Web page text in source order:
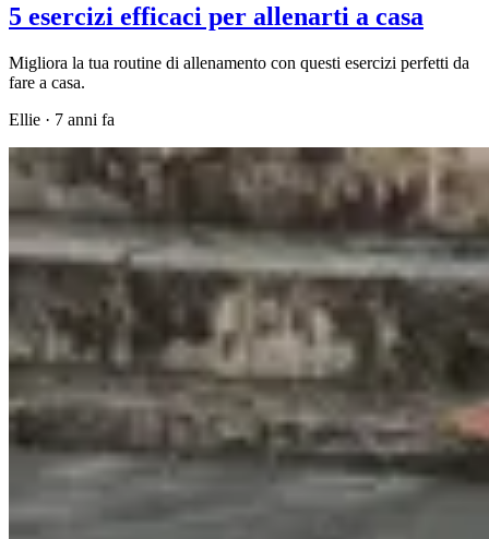
5 esercizi efficaci per allenarti a casa
Migliora la tua routine di allenamento con questi esercizi perfetti da
fare a casa.
Ellie · 7 anni fa